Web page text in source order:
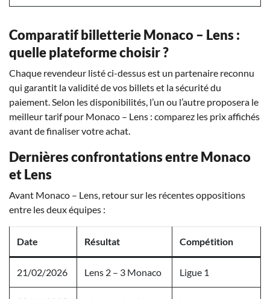
Comparatif billetterie Monaco – Lens :
quelle plateforme choisir ?
Chaque revendeur listé ci-dessus est un partenaire reconnu
qui garantit la validité de vos billets et la sécurité du
paiement. Selon les disponibilités, l’un ou l’autre proposera le
meilleur tarif pour Monaco – Lens : comparez les prix affichés
avant de finaliser votre achat.
Dernières confrontations entre Monaco
et Lens
Avant Monaco – Lens, retour sur les récentes oppositions
entre les deux équipes :
Date Résultat Compétition
21/02/2026 Lens 2 – 3 Monaco Ligue 1